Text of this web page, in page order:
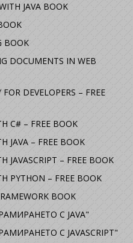
JAVA BOOK
BOOK
DOCUMENTS IN WEB
DEVELOPERS – FREE
C# – FREE BOOK
JAVA – FREE BOOK
JAVASCRIPT – FREE BOOK
PYTHON – FREE BOOK
BOOK
С JAVA"
С JAVASCRIPT"